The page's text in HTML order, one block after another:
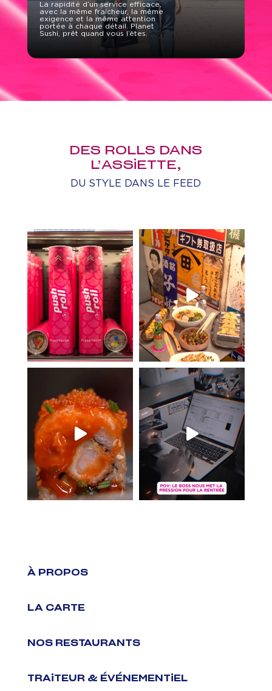
La rapidité d’un service efficace,
avec la même fraîcheur, la même
exigence et la même attention
portée à chaque détail. Planet
Sushi, prêt quand vous l’êtes.
DES ROLLS DANS
L’ASSiETTE,
DU STYLE DANS LE FEED
À PROPOS
LA CARTE
NOS RESTAURANTS
TRAiTEUR & ÉVÉNEMENTiEL